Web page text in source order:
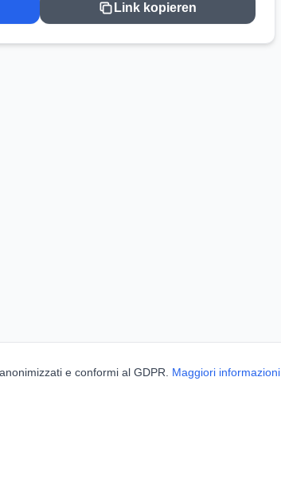
e conformi al GDPR. Maggiori informazioni
Link kopieren